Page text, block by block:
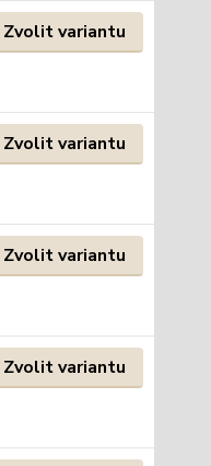
Zvolit variantu
Zvolit variantu
Zvolit variantu
Zvolit variantu